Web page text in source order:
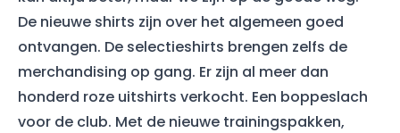
De nieuwe shirts zijn over het algemeen goed
ontvangen. De selectieshirts brengen zelfs de
merchandising op gang. Er zijn al meer dan
honderd roze uitshirts verkocht. Een boppeslach
voor de club. Met de nieuwe trainingspakken,